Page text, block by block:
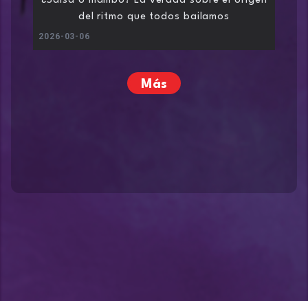
del ritmo que todos bailamos
2026-03-06
Más